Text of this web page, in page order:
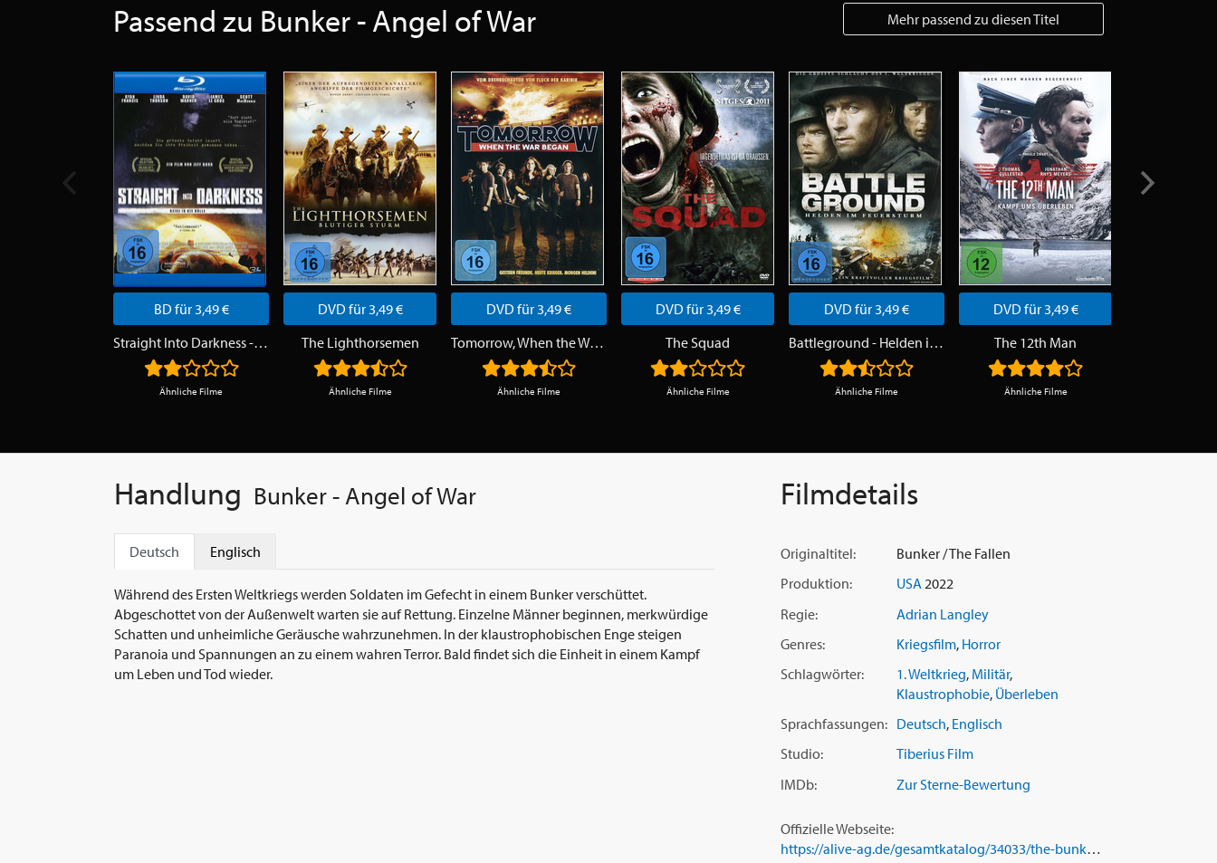
Passend zu Bunker - Angel of War Mehr passend zu diesen Titel
BD für 3,49 €
Straight Into Darkness - Platoon of Children
Ähnliche Filme
DVD für 3,49 €
The Lighthorsemen
Ähnliche Filme
DVD für 3,49 €
Tomorrow, When the War Began
Ähnliche Filme
DVD für 3,49 €
The Squad
Ähnliche Filme
DVD für 3,49 €
Battleground - Helden im Feuersturm
Ähnliche Filme
DVD für 3,49 €
The 12th Man
Ähnliche Filme
Handlung Bunker - Angel of War
Deutsch Englisch
Während des Ersten Weltkriegs werden Soldaten im Gefecht in einem Bunker verschüttet.
Abgeschottet von der Außenwelt warten sie auf Rettung. Einzelne Männer beginnen, merkwürdige
Schatten und unheimliche Geräusche wahrzunehmen. In der klaustrophobischen Enge steigen
Paranoia und Spannungen an zu einem wahren Terror. Bald findet sich die Einheit in einem Kampf
um Leben und Tod wieder.
Filmdetails
Originaltitel:
Bunker / The Fallen
Produktion:
USA2022
Regie:
Adrian Langley
Genres:
Kriegsfilm, Horror
Schlagwörter:
1. Weltkrieg, Militär,
Klaustrophobie, Überleben
Sprachfassungen: Deutsch, Englisch
Studio:
Tiberius Film
IMDb:
Zur Sterne-Bewertung
Offizielle Webseite:
https://alive-ag.de/gesamtkatalog/34033/the-bunker-angel-of-war